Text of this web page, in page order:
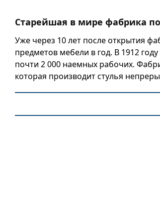
Старейшая в мире фабрика
Уже через 10 лет после открытия
предметов мебели в год. В 1912
почти 2 000 наемных рабочих.
которая производит стулья